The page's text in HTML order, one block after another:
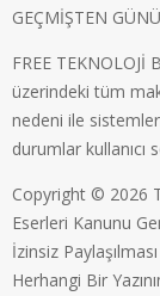
GEÇMİŞTEN
FREE TEKNOLOJİ
üzerindeki tüm
nedeni ile
durumlar kullanıcı
Copyright © 2026
Eserleri Kanunu
İzinsiz
Herhangi Bir